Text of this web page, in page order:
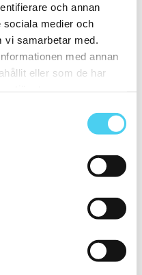
och annan
sociala medier och
samarbetar med.
med annan
eller som de har
på allt inom kakel och